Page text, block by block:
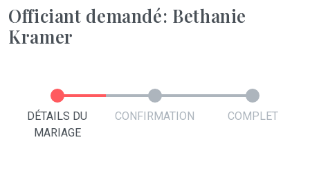
Officiant demandé: Bethanie
Kramer
DÉTAILS DU
MARIAGE
CONFIRMATION COMPLET